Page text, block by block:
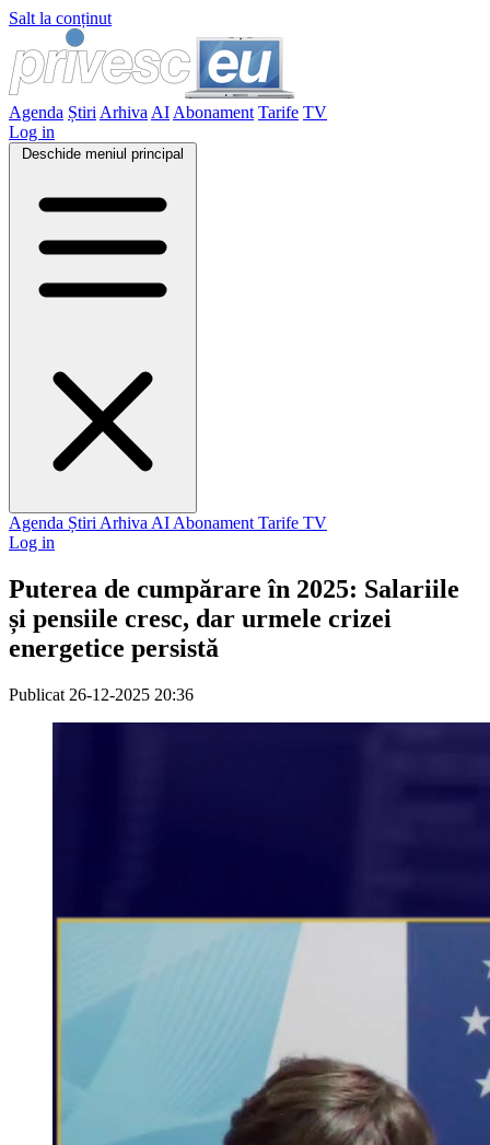
Salt la conținut
Agenda Știri Arhiva AI Abonament Tarife TV
Log in
Deschide meniul principal
Agenda Știri Arhiva AI Abonament Tarife TV
Log in
Puterea de cumpărare în 2025: Salariile
și pensiile cresc, dar urmele crizei
energetice persistă
Publicat 26-12-2025 20:36